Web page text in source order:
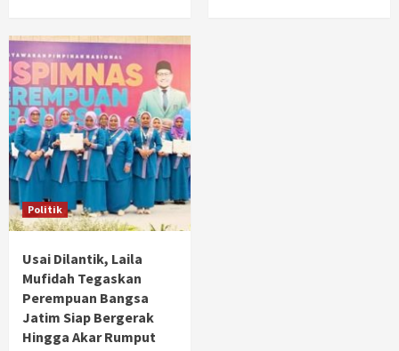
Politik
Usai Dilantik, Laila
Mufidah Tegaskan
Perempuan Bangsa
Jatim Siap Bergerak
Hingga Akar Rumput